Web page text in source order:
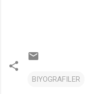
BIYOGRAFILER